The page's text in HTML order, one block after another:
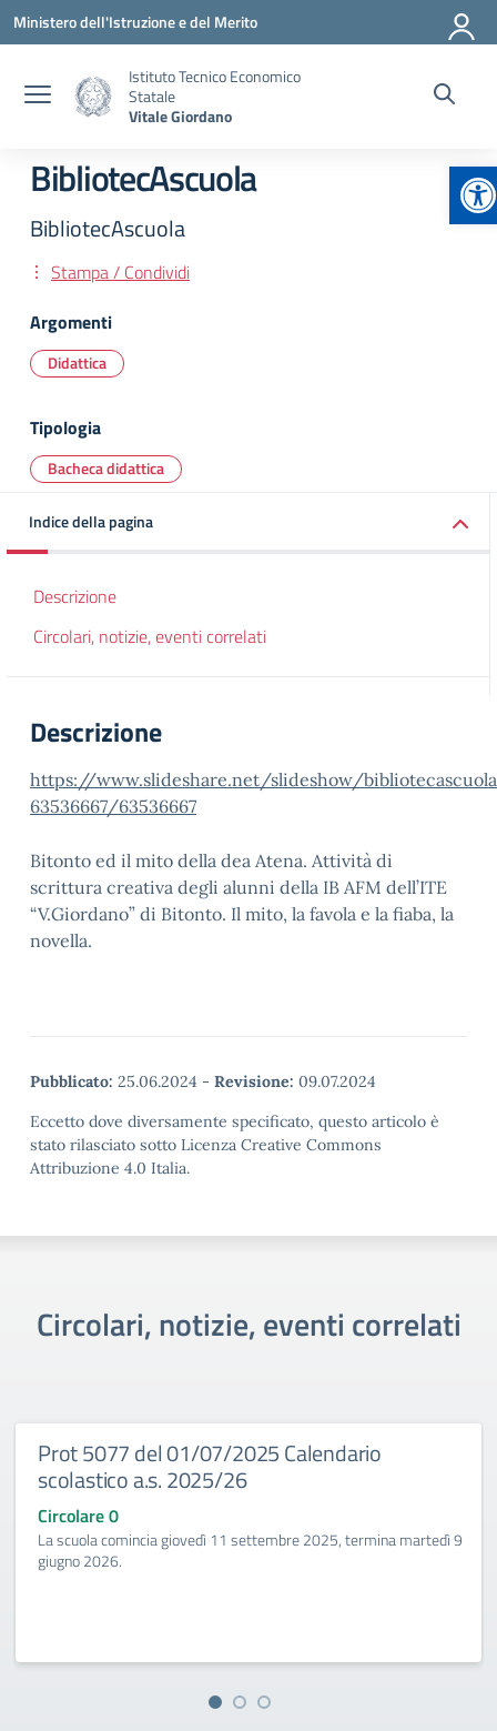
Vai ai contenuti
Vai al menu di navigazione
Vai al footer
Ministero dell'Istruzione e del Merito
Istituto Tecnico Economico
Statale
Vitale Giordano
BibliotecAscuola
BibliotecAscuola
Stampa / Condividi
Argomenti
Didattica
Tipologia
Bacheca didattica
Indice della pagina
Descrizione
Circolari, notizie, eventi correlati
Descrizione
https://www.slideshare.net/slideshow/
63536667/63536667
Bitonto ed il mito della dea Atena. Attività di
scrittura creativa degli alunni della IB AFM dell’ITE
“V.Giordano” di Bitonto. Il mito, la favola e la fiaba, la
novella.
Pubblicato: 25.06.2024 - Revisione: 09.07.2024
Eccetto dove diversamente specificato, questo articolo è
stato rilasciato sotto Licenza Creative Commons
Attribuzione 4.0 Italia.
Circolari, notizie, eventi correlati
Prot 5077 del 01/07/2025 Calendario
scolastico a.s. 2025/26
Circolare 0
La scuola comincia giovedì 11 settembre 2025, termina martedì 9
giugno 2026.